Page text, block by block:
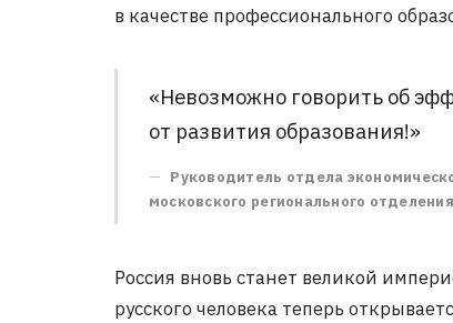
в качестве профессионального
«Невозможно говорить об
от развития образования!»
Руководитель отдела
московского регионального
Россия вновь станет великой
русского человека теперь